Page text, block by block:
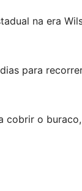
na era
para
cobrir o buraco,